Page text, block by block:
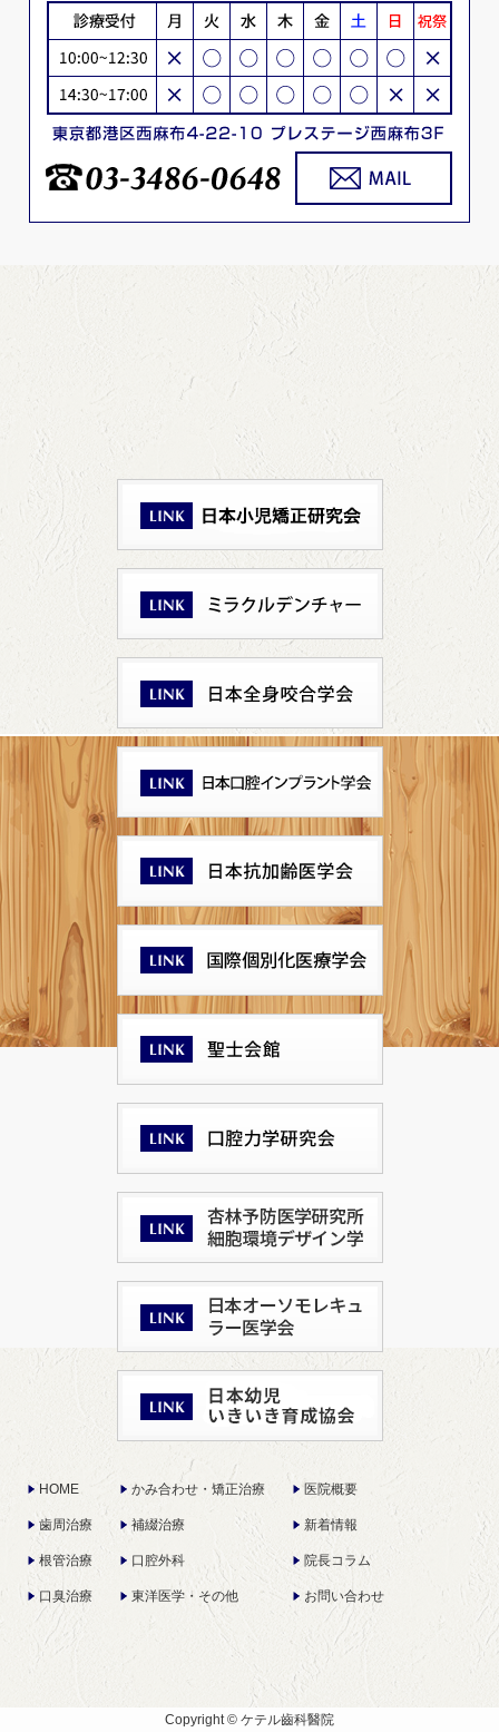
HOME
歯周治療
根管治療
口臭治療
かみ合わせ・矯正治療
補綴治療
口腔外科
東洋医学・その他
医院概要
新着情報
院長コラム
お問い合わせ
Copyright © ケテル齒科醫院